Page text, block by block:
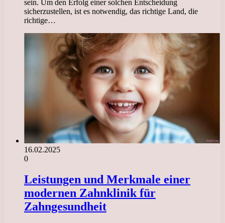
sein. Um den Erfolg einer solchen Entscheidung
sicherzustellen, ist es notwendig, das richtige Land, die
richtige…
16.02.2025
0
Leistungen und Merkmale einer
modernen Zahnklinik für
Zahngesundheit